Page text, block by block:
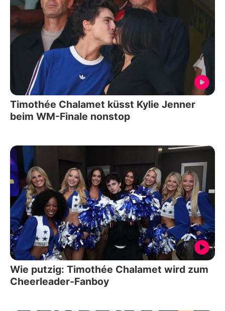
Timothée Chalamet küsst Kylie Jenner
beim WM-Finale nonstop
Wie putzig: Timothée Chalamet wird zum
Cheerleader-Fanboy